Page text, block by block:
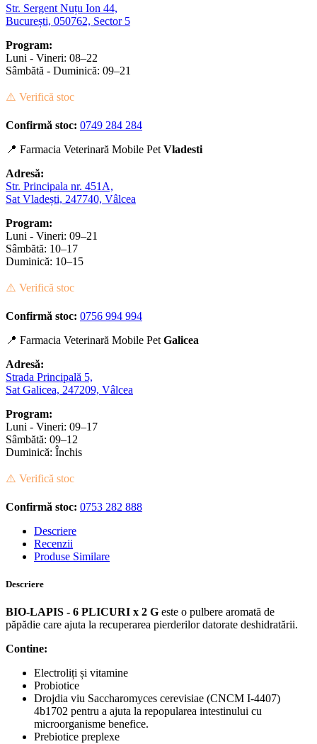
Str. Sergent Nuțu Ion 44,
București, 050762, Sector 5
Program:
Luni - Vineri: 08–22
Sâmbătă - Duminică: 09–21
⚠️ Verifică stoc
Confirmă stoc: 0749 284 284
📍 Farmacia Veterinară Mobile Pet Vladesti
Adresă:
Str. Principala nr. 451A,
Sat Vladești, 247740, Vâlcea
Program:
Luni - Vineri: 09–21
Sâmbătă: 10–17
Duminică: 10–15
⚠️ Verifică stoc
Confirmă stoc: 0756 994 994
📍 Farmacia Veterinară Mobile Pet Galicea
Adresă:
Strada Principală 5,
Sat Galicea, 247209, Vâlcea
Program:
Luni - Vineri: 09–17
Sâmbătă: 09–12
Duminică: Închis
⚠️ Verifică stoc
Confirmă stoc: 0753 282 888
Descriere
Recenzii
Produse Similare
Descriere
BIO-LAPIS - 6 PLICURI x 2 G este o pulbere aromată de
păpădie care ajuta la recuperarea pierderilor datorate deshidratării.
Contine:
Electroliți și vitamine
Probiotice
Drojdia viu Saccharomyces cerevisiae (CNCM I-4407)
4b1702 pentru a ajuta la repopularea intestinului cu
microorganisme benefice.
Prebiotice preplexe